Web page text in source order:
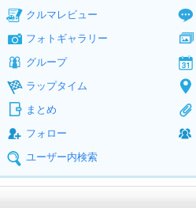
クルマレビュー
フォトギャラリー
グループ
ラップタイム
まとめ
フォロー
ユーザー内検索